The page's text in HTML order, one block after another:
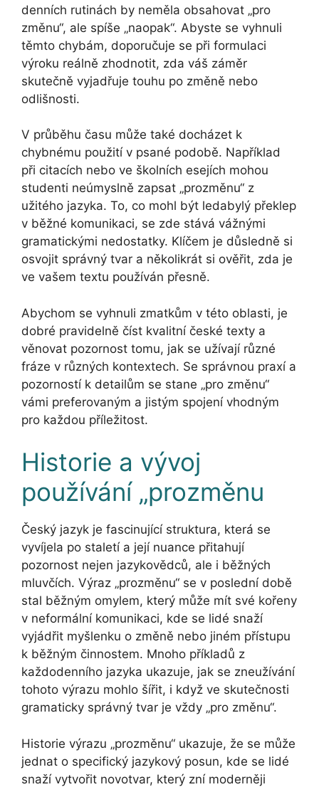
denních rutinách by neměla obsahovat „pro
změnu“, ale spíše „naopak“. Abyste se vyhnuli
těmto chybám, doporučuje se při formulaci
výroku reálně zhodnotit, zda váš záměr
skutečně vyjadřuje touhu po změně nebo
odlišnosti.
V průběhu času může také docházet k
chybnému použití v psané podobě. Například
při citacích nebo ve školních esejích mohou
studenti neúmyslně zapsat „prozměnu“ z
užitého jazyka. To, co mohl být ledabylý překlep
v běžné komunikaci, se zde stává vážnými
gramatickými nedostatky. Klíčem je důsledně si
osvojit správný tvar a několikrát si ověřit, zda je
ve vašem textu používán přesně.
Abychom se vyhnuli zmatkům v této oblasti, je
dobré pravidelně číst kvalitní české texty a
věnovat pozornost tomu, jak se užívají různé
fráze v různých kontextech. Se správnou praxí a
pozorností k detailům se stane „pro změnu“
vámi preferovaným a jistým spojení vhodným
pro každou příležitost.
Historie a vývoj
používání „prozměnu
Český jazyk je fascinující struktura, která se
vyvíjela po staletí a její nuance přitahují
pozornost nejen jazykovědců, ale i běžných
mluvčích. Výraz „prozměnu“ se v poslední době
stal běžným omylem, který může mít své kořeny
v neformální komunikaci, kde se lidé snaží
vyjádřit myšlenku o změně nebo jiném přístupu
k běžným činnostem. Mnoho příkladů z
každodenního jazyka ukazuje, jak se zneužívání
tohoto výrazu mohlo šířit, i když ve skutečnosti
gramaticky správný tvar je vždy „pro změnu“.
Historie výrazu „prozměnu“ ukazuje, že se může
jednat o specifický jazykový posun, kde se lidé
snaží vytvořit novotvar, který zní moderněji